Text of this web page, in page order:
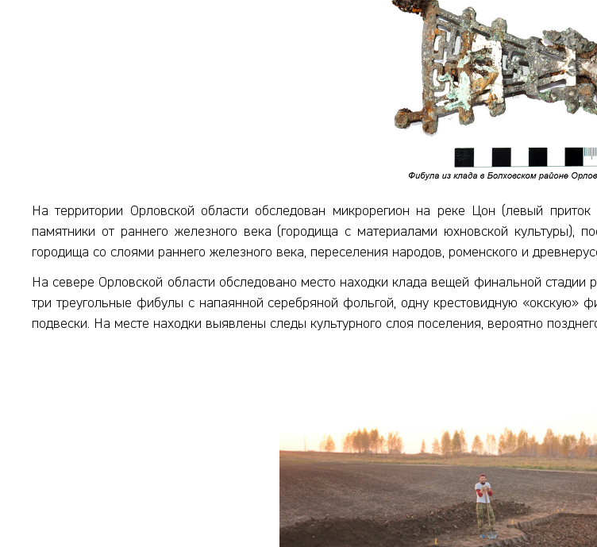
На территории Орловской области обследован микрорегион на реке Цон (левый
памятники от раннего железного века (городища с материалами юхновской культуры),
городища со слоями раннего железного века, переселения народов, роменского и
На севере Орловской области обследовано место находки клада вещей финальной
три треугольные фибулы с напаянной серебряной фольгой, одну крестовидную «окскую»
подвески. На месте находки выявлены следы культурного слоя поселения, вероятно